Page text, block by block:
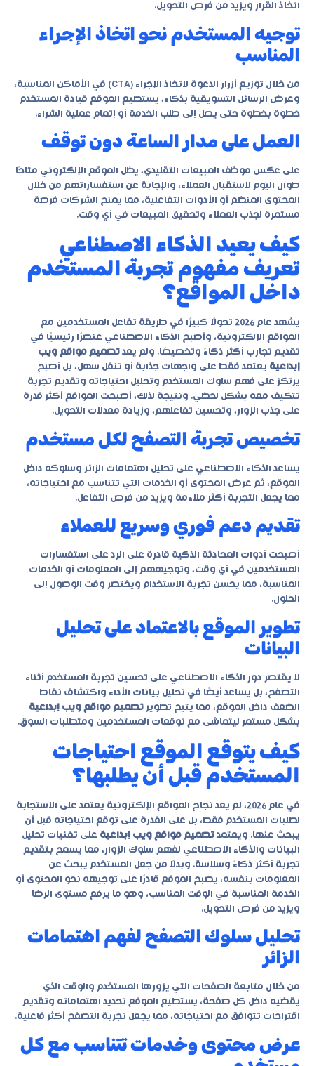
اتخاذ القرار ويزيد من فرص التحويل.
توجيه المستخدم نحو اتخاذ الإجراء
المناسب
من خلال توزيع أزرار الدعوة لاتخاذ الإجراء (CTA) في الأماكن المناسبة،
وعرض الرسائل التسويقية بذكاء، يستطيع الموقع قيادة المستخدم
خطوة بخطوة حتى يصل إلى طلب الخدمة أو إتمام عملية الشراء.
العمل على مدار الساعة دون توقف
على عكس موظف المبيعات التقليدي، يظل الموقع الإلكتروني متاحًا
طوال اليوم لاستقبال العملاء، والإجابة عن استفساراتهم من خلال
المحتوى المنظم أو الأدوات التفاعلية، مما يمنح الشركات فرصة
مستمرة لجذب العملاء وتحقيق المبيعات في أي وقت.
كيف يعيد الذكاء الاصطناعي
تعريف مفهوم تجربة المستخدم
داخل المواقع؟
يشهد عام 2026 تحولًا كبيرًا في طريقة تفاعل المستخدمين مع
المواقع الإلكترونية، وأصبح الذكاء الاصطناعي عنصرًا رئيسيًا في
تقديم تجارب أكثر ذكاءً وتخصيصًا. ولم يعد تصميم مواقع ويب
إبداعية يعتمد فقط على واجهات جذابة أو تنقل سهل، بل أصبح
يرتكز على فهم سلوك المستخدم وتحليل احتياجاته وتقديم تجربة
تتكيف معه بشكل لحظي. ونتيجة لذلك، أصبحت المواقع أكثر قدرة
على جذب الزوار، وتحسين تفاعلهم، وزيادة معدلات التحويل.
تخصيص تجربة التصفح لكل مستخدم
يساعد الذكاء الاصطناعي على تحليل اهتمامات الزائر وسلوكه داخل
الموقع، ثم عرض المحتوى أو الخدمات التي تتناسب مع احتياجاته،
مما يجعل التجربة أكثر ملاءمة ويزيد من فرص التفاعل.
تقديم دعم فوري وسريع للعملاء
أصبحت أدوات المحادثة الذكية قادرة على الرد على استفسارات
المستخدمين في أي وقت، وتوجيههم إلى المعلومات أو الخدمات
المناسبة، مما يحسن تجربة الاستخدام ويختصر وقت الوصول إلى
الحلول.
تطوير الموقع بالاعتماد على تحليل
البيانات
لا يقتصر دور الذكاء الاصطناعي على تحسين تجربة المستخدم أثناء
التصفح، بل يساعد أيضًا في تحليل بيانات الأداء واكتشاف نقاط
الضعف داخل الموقع، مما يتيح تطوير تصميم مواقع ويب إبداعية
بشكل مستمر ليتماشى مع توقعات المستخدمين ومتطلبات السوق.
كيف يتوقع الموقع احتياجات
المستخدم قبل أن يطلبها؟
في عام 2026، لم يعد نجاح المواقع الإلكترونية يعتمد على الاستجابة
لطلبات المستخدم فقط، بل على القدرة على توقع احتياجاته قبل أن
يبحث عنها. ويعتمد تصميم مواقع ويب إبداعية على تقنيات تحليل
البيانات والذكاء الاصطناعي لفهم سلوك الزوار، مما يسمح بتقديم
تجربة أكثر ذكاءً وسلاسة. وبدلًا من جعل المستخدم يبحث عن
المعلومات بنفسه، يصبح الموقع قادرًا على توجيهه نحو المحتوى أو
الخدمة المناسبة في الوقت المناسب، وهو ما يرفع مستوى الرضا
ويزيد من فرص التحويل.
تحليل سلوك التصفح لفهم اهتمامات
الزائر
من خلال متابعة الصفحات التي يزورها المستخدم والوقت الذي
يقضيه داخل كل صفحة، يستطيع الموقع تحديد اهتماماته وتقديم
اقتراحات تتوافق مع احتياجاته، مما يجعل تجربة التصفح أكثر فاعلية.
عرض محتوى وخدمات تتناسب مع كل